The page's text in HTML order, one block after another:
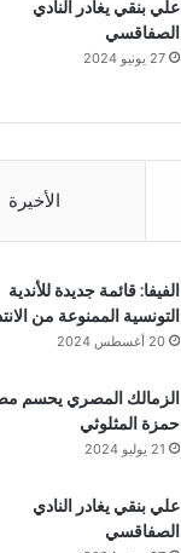
علي بنقي يغادر النادي
الصفاقسي
27 يونيو 2024
الأخيرة
الفيفا: قائمة جديدة للأندية
التونسية الممنوعة من
20 أغسطس 2024
الزمالك المصري يحسم
حمزة المثلوثي
21 يوليو 2024
علي بنقي يغادر النادي
الصفاقسي